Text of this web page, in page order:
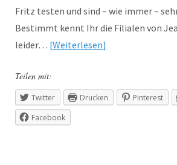
Fritz testen und sind – wie immer –
Bestimmt kennt Ihr die Filialen von
leider… Weiterlesen
Teilen mit:
Twitter Drucken Pinterest
Facebook